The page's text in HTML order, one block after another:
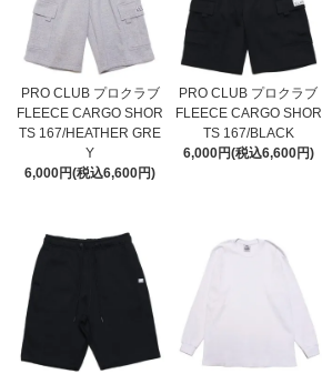
PRO CLUB プロクラブ
FLEECE CARGO SHOR
TS 167/HEATHER GRE
Y
6,000円(税込6,600円)
PRO CLUB プロクラブ
FLEECE CARGO SHOR
TS 167/BLACK
6,000円(税込6,600円)